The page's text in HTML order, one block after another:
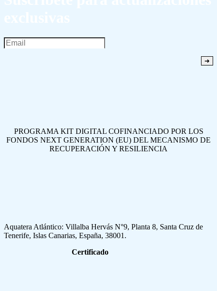
PROGRAMA KIT DIGITAL COFINANCIADO POR LOS
FONDOS NEXT GENERATION (EU) DEL MECANISMO DE
RECUPERACIÓN Y RESILIENCIA
Aquatera Atlántico: Villalba Hervás N°9, Planta 8, Santa Cruz de
Tenerife, Islas Canarias, España, 38001.
Certificado